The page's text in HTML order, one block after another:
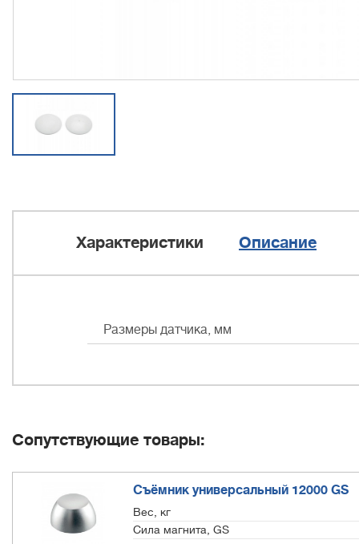
Характеристики Описание
Размеры датчика, мм
Сопутствующие товары:
Съёмник универсальный 12000 GS
Вес, кг
Сила магнита, GS